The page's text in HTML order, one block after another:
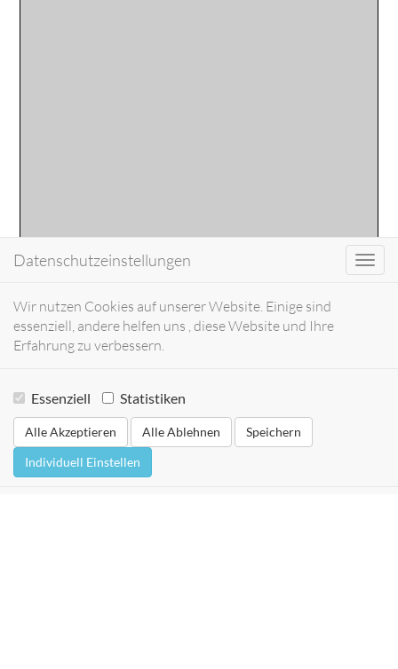
Datenschutzeinstellungen
Wir nutzen Cookies auf unserer Website. Einige sind
essenziell, andere helfen uns , diese Website und Ihre
Erfahrung zu verbessern.
Essenziell Statistiken
Alle Akzeptieren Alle Ablehnen
Speichern
Individuell Einstellen